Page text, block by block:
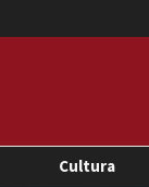
Cultura